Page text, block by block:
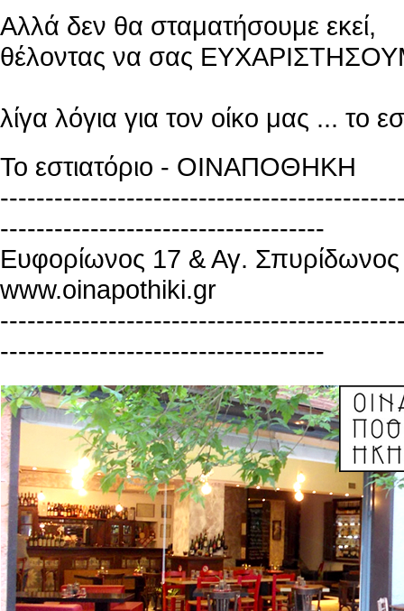
Αλλά δεν θα σταματήσουμε εκεί,
θέλοντας να σας
λίγα λόγια για τον οίκο μας ... το
Το εστιατόριο - ΟΙΝΑΠΟΘΗΚΗ
------------------------------------
Ευφορίωνος 17 & Αγ.
www.oinapothiki.gr
------------------------------------